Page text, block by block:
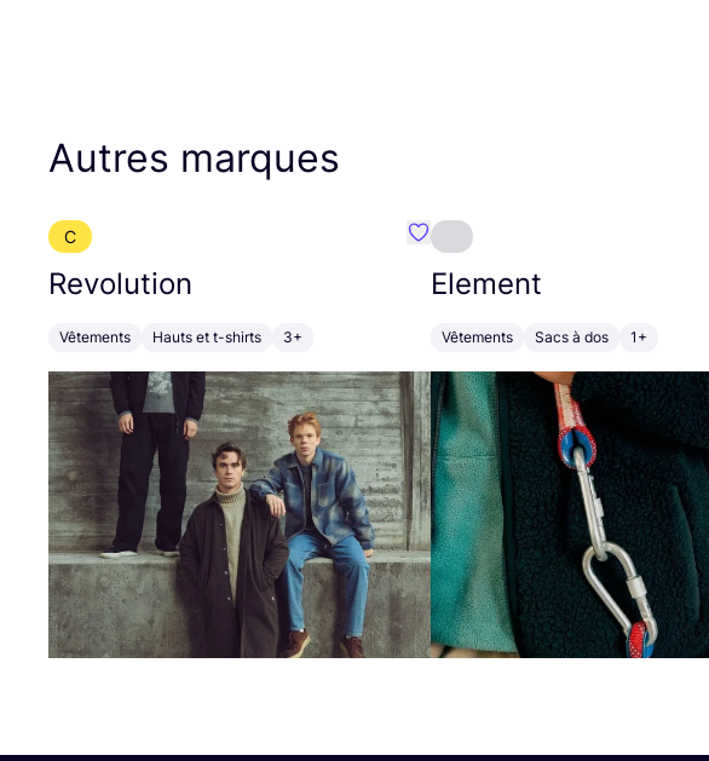
Autres marques
C
Revolution
Vêtements Hauts et t-shirts 3+
Préféré {nom}
Element
Vêtements Sacs à dos 1+